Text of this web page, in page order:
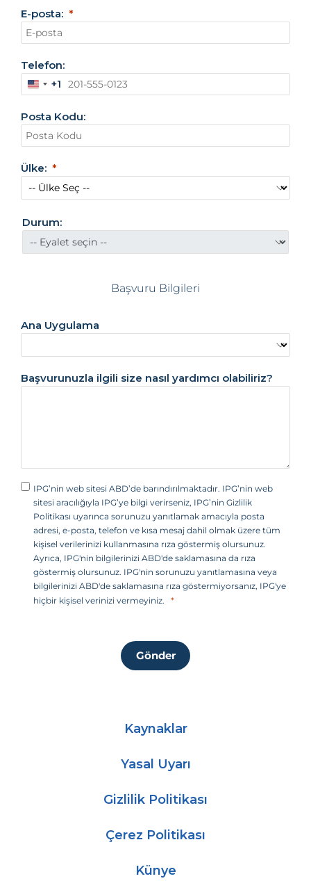
E-posta:
Telefon:
A
e
r
i
a
B
i
r
l
e
e
v
t
1
+1
Posta Kodu:
Ülke:
Durum:
Başvuru Bilgileri
Ana Uygulama
Başvurunuzla ilgili size nasıl yardımcı olabiliriz?
IPG’nin web sitesi ABD’de barındırılmaktadır. IPG’nin web
sitesi aracılığıyla IPG’ye bilgi verirseniz, IPG’nin Gizlilik
Politikası uyarınca sorunuzu yanıtlamak amacıyla posta
adresi, e-posta, telefon ve kısa mesaj dahil olmak üzere tüm
kişisel verilerinizi kullanmasına rıza göstermiş olursunuz.
Ayrıca, IPG'nin bilgilerinizi ABD'de saklamasına da rıza
göstermiş olursunuz. IPG'nin sorunuzu yanıtlamasına veya
bilgilerinizi ABD'de saklamasına rıza göstermiyorsanız, IPG'ye
hiçbir kişisel verinizi vermeyiniz.
Gönder
Kaynaklar
Yasal Uyarı
Gizlilik Politikası
Çerez Politikası
Künye